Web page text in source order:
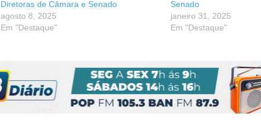
Diretoras de Câmara e Senado
agosto 8, 2025
Em "Destaque"
Senado
janeiro 31, 2025
Em "Destaque"